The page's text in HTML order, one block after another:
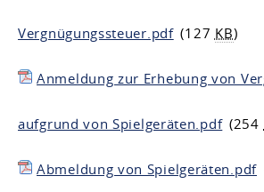
Vergnügungssteuer.pdf (127 KB)
Anmeldung zur Erhebung von
aufgrund von Spielgeräten.pdf (254
Abmeldung von Spielgeräten.pdf